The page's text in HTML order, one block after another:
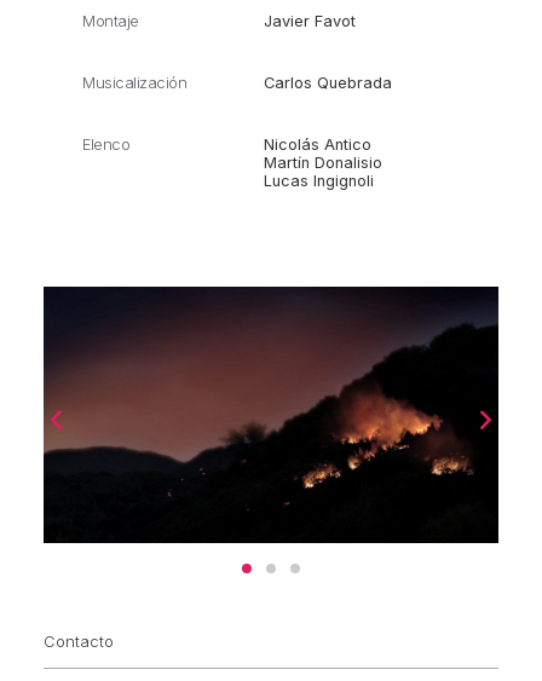
Montaje Javier Favot
Musicalización Carlos Quebrada
Elenco
Nicolás Antico
Martín Donalisio
Lucas Ingignoli
Contacto